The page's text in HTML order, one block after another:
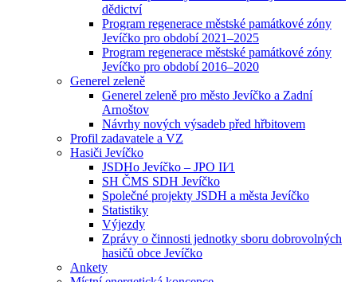
dědictví
Program regenerace městské památkové zóny
Jevíčko pro období 2021–2025
Program regenerace městské památkové zóny
Jevíčko pro období 2016–2020
Generel zeleně
Generel zeleně pro město Jevíčko a Zadní
Arnoštov
Návrhy nových výsadeb před hřbitovem
Profil zadavatele a VZ
Hasiči Jevíčko
JSDHo Jevíčko – JPO II⁄1
SH ČMS SDH Jevíčko
Společné projekty JSDH a města Jevíčko
Statistiky
Výjezdy
Zprávy o činnosti jednotky sboru dobrovolných
hasičů obce Jevíčko
Ankety